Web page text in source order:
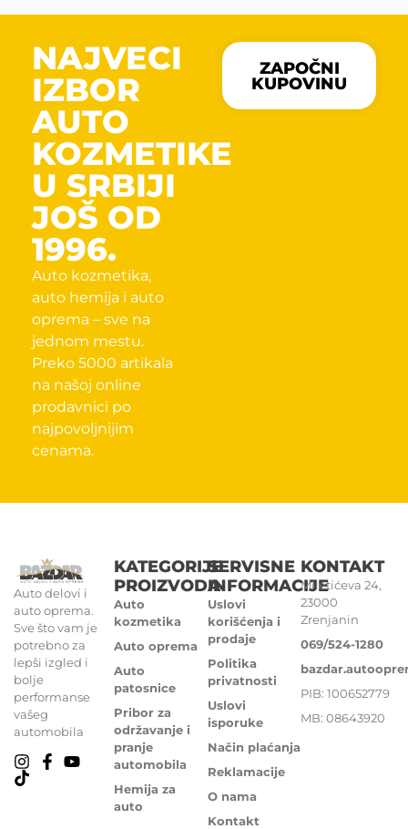
NAJVECI
IZBOR
AUTO
KOZMETIKE
U SRBIJI
JOŠ OD
1996.
Auto kozmetika,
auto hemija i auto
oprema – sve na
jednom mestu.
Preko 5000 artikala
na našoj online
prodavnici po
najpovoljnijim
cenama.
ZAPOČNI
KUPOVINU
Auto delovi i
auto oprema.
Sve što vam je
potrebno za
lepši izgled i
bolje
performanse
vašeg
automobila
KATEGORIJE
PROIZVODA
Auto
kozmetika
Auto oprema
Auto
patosnice
Pribor za
održavanje i
pranje
automobila
Hemija za
auto
SERVISNE
INFORMACIJE
Uslovi
korišćenja i
prodaje
Politika
privatnosti
Uslovi
isporuke
Način plaćanja
Reklamacije
O nama
Kontakt
KONTAKT
Miletićeva 24,
23000
Zrenjanin
069/524-1280
PIB: 100652779
MB: 08643920